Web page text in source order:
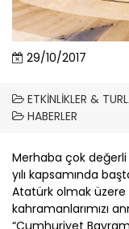
29/10/2017
ETKINLIKLER &
HABERLER
Merhaba çok
yılı kapsamında
Atatürk olmak
kahramanlarımızı
“Cumhuriyet